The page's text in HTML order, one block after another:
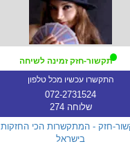
תקשור-חזק זמינה לשיחה
התקשרו עכשיו מכל טלפון
072-2731524
שלוחה 274
חזק - המתקשרות הכי החזקות
בישראל